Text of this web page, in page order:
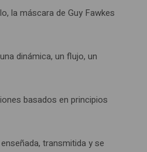
la máscara de Guy Fawkes
dinámica, un flujo, un
basados en principios
transmitida y se